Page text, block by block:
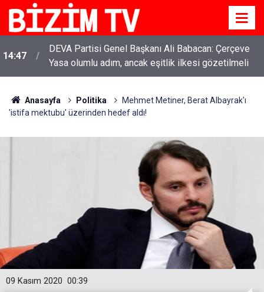
14:47
DEVA Partisi Genel Başkanı Ali Babacan: Çerçeve
Yasa olumlu adım, ancak eşitlik ilkesi gözetilmeli
Anasayfa Politika
Mehmet Metiner, Berat Albayrak'ı
'istifa mektubu' üzerinden hedef aldı!
00:39
09 Kasım 2020